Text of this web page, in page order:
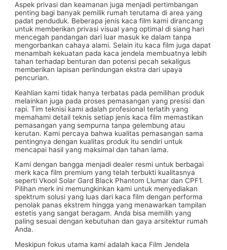
Aspek privasi dan keamanan juga menjadi pertimbangan
penting bagi banyak pemilik rumah terutama di area yang
padat penduduk. Beberapa jenis kaca film kami dirancang
untuk memberikan privasi visual yang optimal di siang hari
mencegah pandangan dari luar masuk ke dalam tanpa
mengorbankan cahaya alami. Selain itu kaca film juga dapat
menambah kekuatan pada kaca jendela membuatnya lebih
tahan terhadap benturan dan potensi pecah sekaligus
memberikan lapisan perlindungan ekstra dari upaya
pencurian.
Keahlian kami tidak hanya terbatas pada pemilihan produk
melainkan juga pada proses pemasangan yang presisi dan
rapi. Tim teknisi kami adalah profesional terlatih yang
memahami detail teknis setiap jenis kaca film memastikan
pemasangan yang sempurna tanpa gelembung atau
kerutan. Kami percaya bahwa kualitas pemasangan sama
pentingnya dengan kualitas produk itu sendiri untuk
mencapai hasil yang maksimal dan tahan lama.
Kami dengan bangga menjadi dealer resmi untuk berbagai
merk kaca film premium yang telah terbukti kualitasnya
seperti Vkool Solar Gard Black Phantom Llumar dan CPF1.
Pilihan merk ini memungkinkan kami untuk menyediakan
spektrum solusi yang luas dari kaca film dengan performa
penolak panas ekstrem hingga yang menawarkan tampilan
estetis yang sangat beragam. Anda bisa memilih yang
paling sesuai dengan kebutuhan dan gaya arsitektur rumah
Anda.
Meskipun fokus utama kami adalah kaca Film Jendela